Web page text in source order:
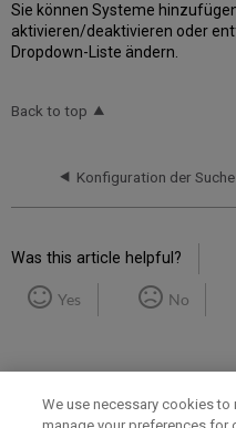
Sie können Systeme
aktivieren/deaktivieren oder
Dropdown-Liste ändern.
Back to top
Konfiguration der Suche
Was this article helpful?
Yes No
We use necessary cookies to